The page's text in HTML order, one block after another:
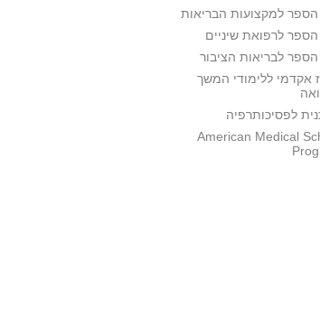
הספר למקצועות הבריאות
לרפואת שיניים
לבריאות הציבור
אקדמי ללימודי המשך
לפסיכותרפיה
American Medical